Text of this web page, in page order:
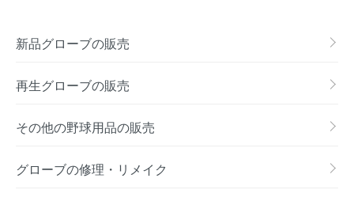
新品グローブの販売
再生グローブの販売
その他の野球用品の販売
グローブの修理・リメイク